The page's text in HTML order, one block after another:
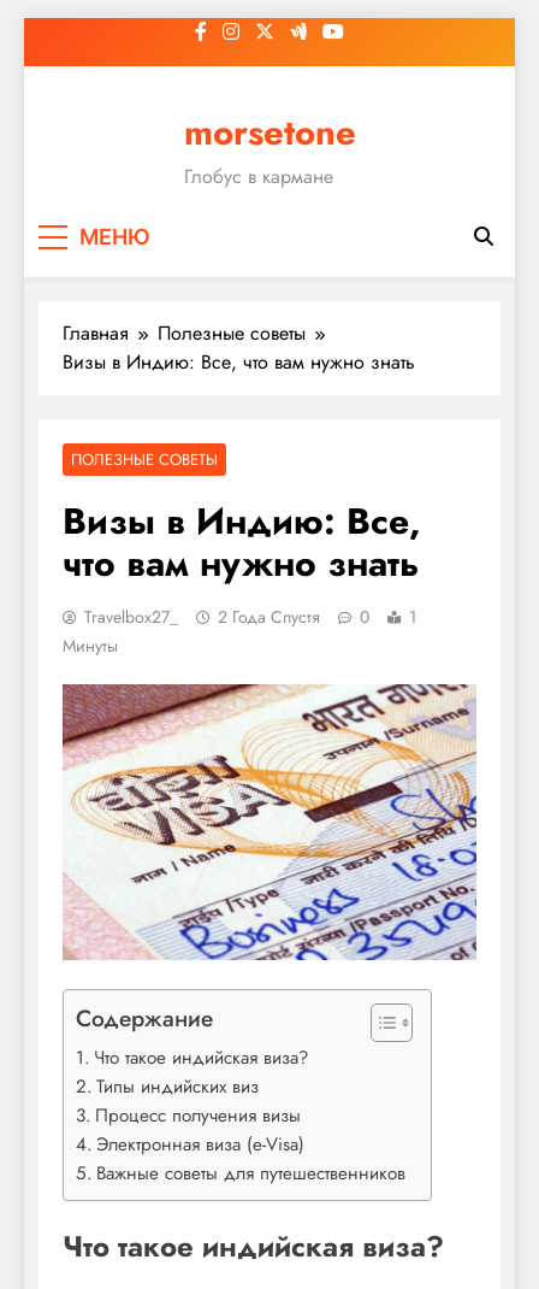
к
morsetone
Глобус в кармане
МЕНЮ
Главная
Полезные советы
Визы в Индию: Все, что вам нужно знать
ПОЛЕЗНЫЕ СОВЕТЫ
Визы в Индию: Все,
что вам нужно знать
Travelbox27_ 2 Года Спустя 0
1
Минуты
Содержание
Что такое индийская виза?
Типы индийских виз
Процесс получения визы
Электронная виза (e-Visa)
Важные советы для путешественников
Что такое индийская виза?